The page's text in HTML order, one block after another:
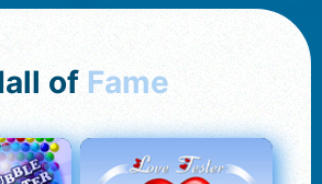
Hall of Fame